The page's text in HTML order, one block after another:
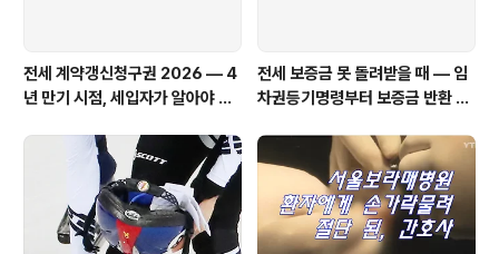
전세 계약갱신청구권 2026 — 4
년 만기 시점, 세입자가 알아야 할
전세 보증금 못 돌려받을 때 — 임
차권등기명령부터 보증금 반환 소